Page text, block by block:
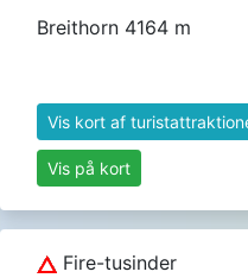
Breithorn 4164 m
Vis kort af
Vis på kort
Fire-tusinder